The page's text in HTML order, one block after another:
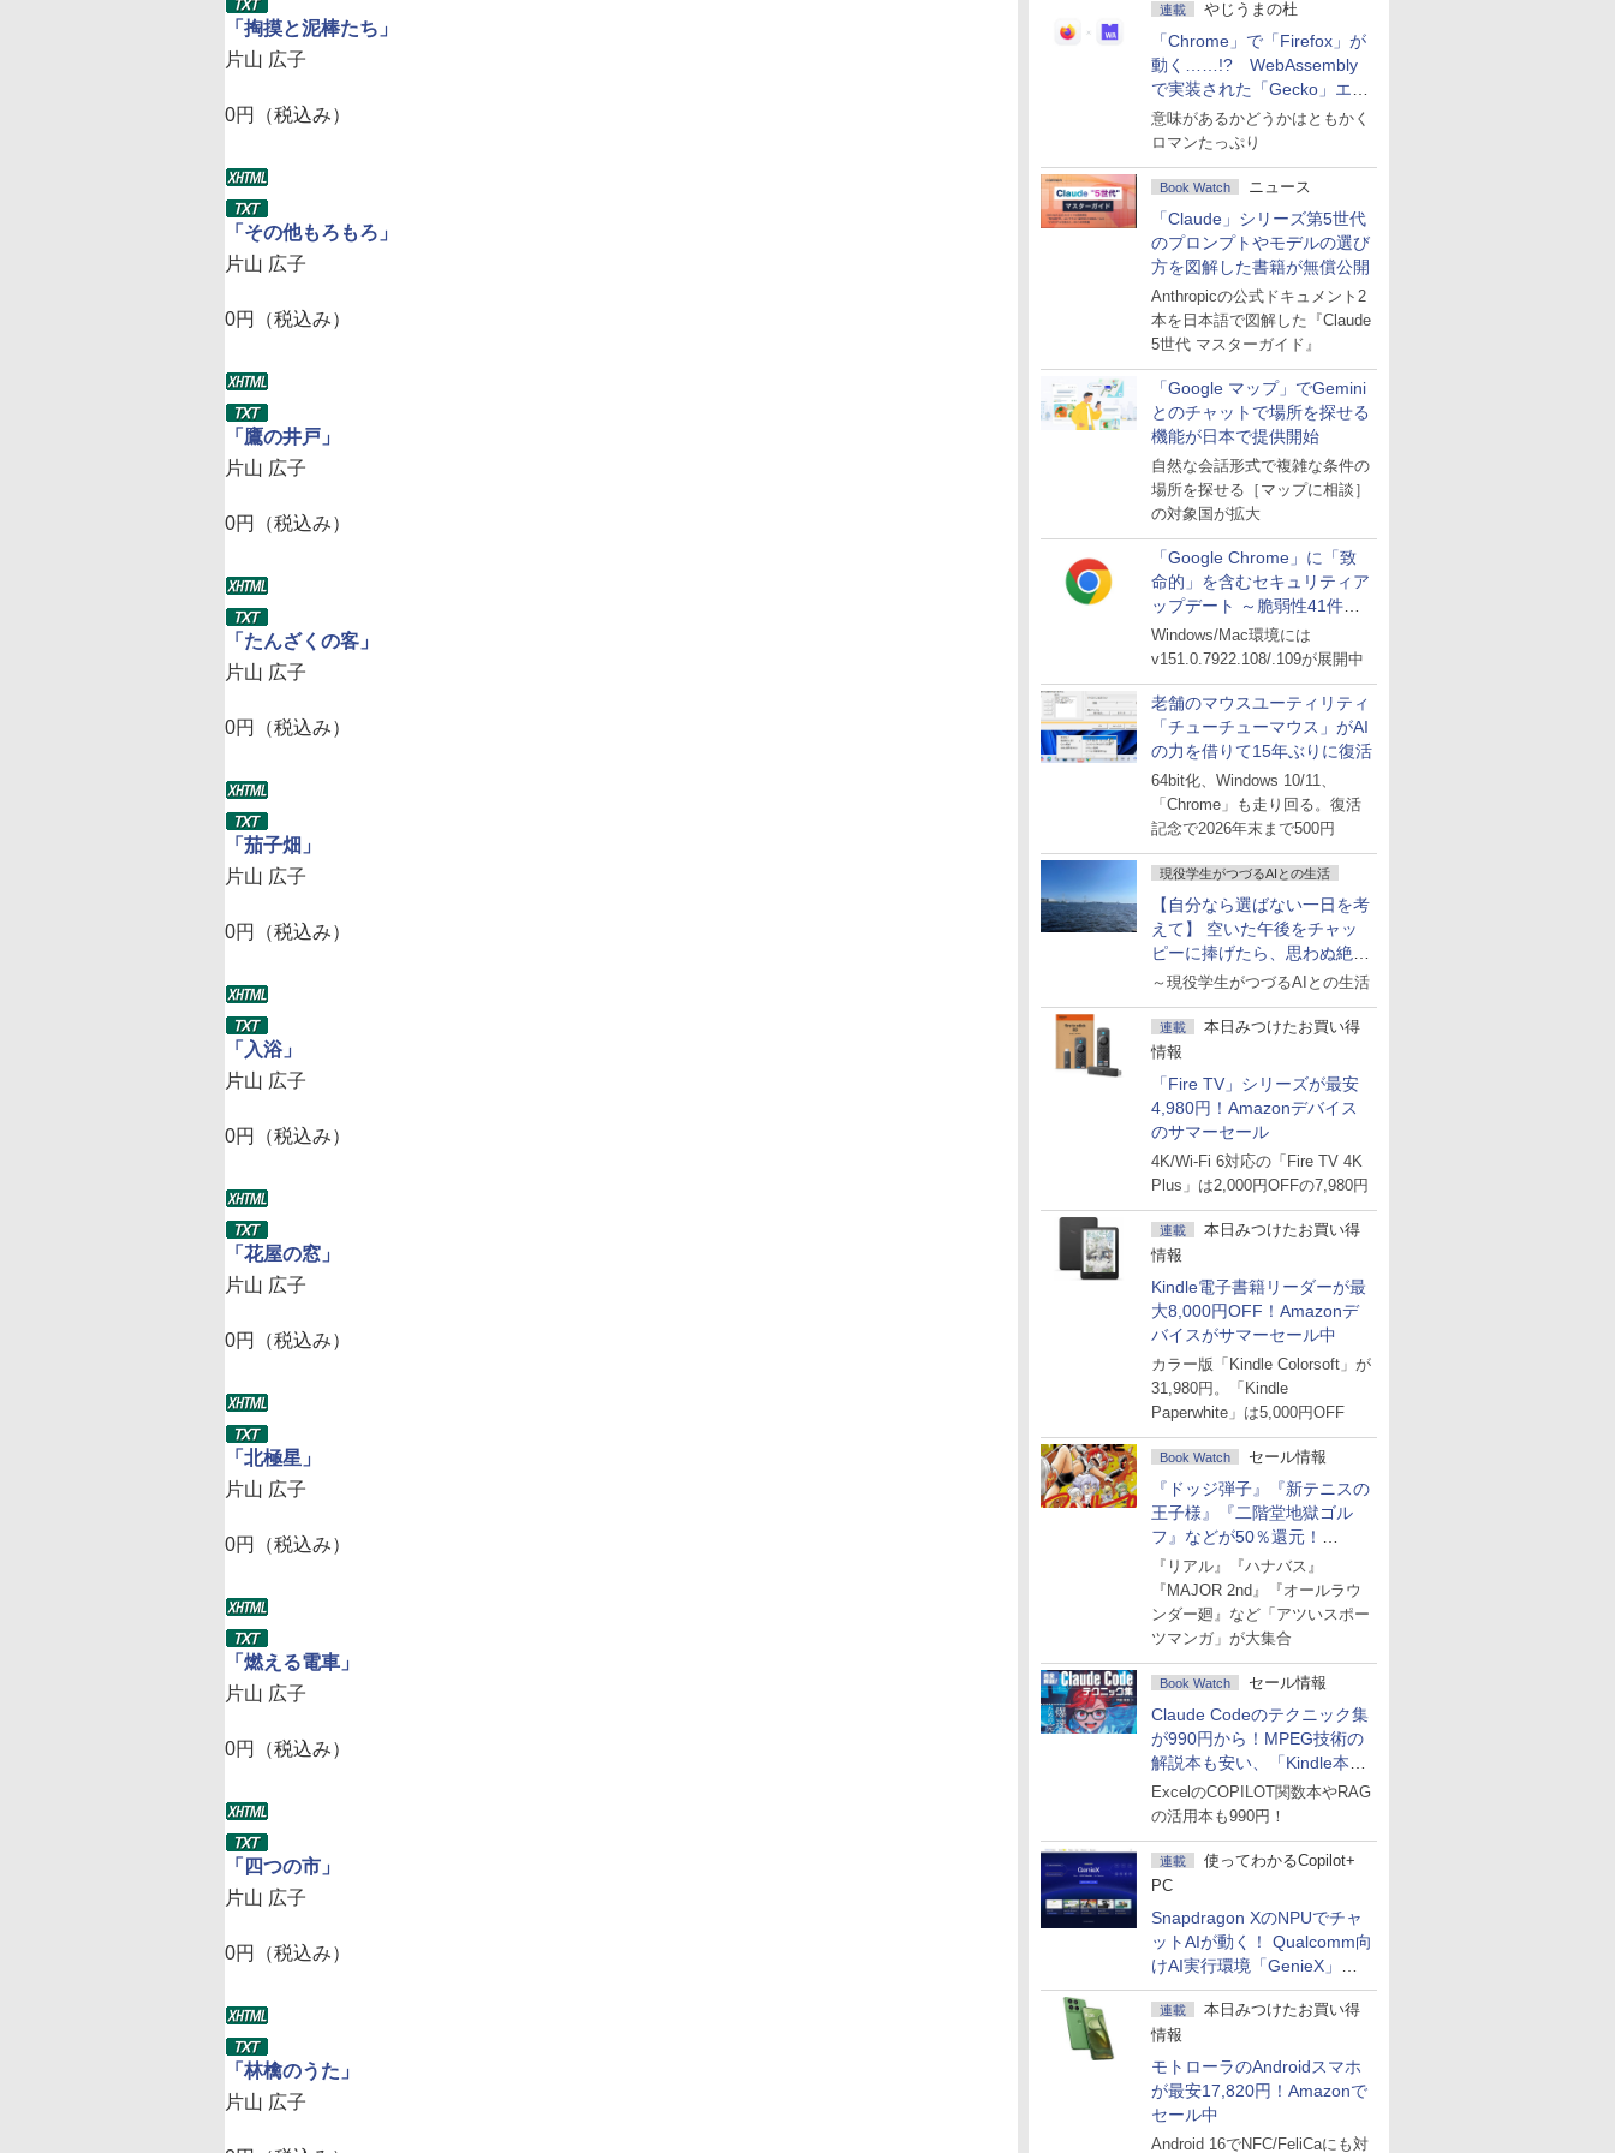
連載 やじうまの杜
「Chrome」で「Firefox」が
動く……!? WebAssembly
で実装された「Gecko」エン
ジン
意味があるかどうかはともかく
ロマンたっぷり
Book Watch ニュース
「Claude」シリーズ第5世代
のプロンプトやモデルの選び
方を図解した書籍が無償公開
Anthropicの公式ドキュメント2
本を日本語で図解した『Claude
5世代 マスターガイド』
「Google マップ」でGemini
とのチャットで場所を探せる
機能が日本で提供開始
自然な会話形式で複雑な条件の
場所を探せる［マップに相談］
の対象国が拡大
「Google Chrome」に「致
命的」を含むセキュリティア
ップデート ～脆弱性41件に
対処
Windows/Mac環境には
v151.0.7922.108/.109が展開中
老舗のマウスユーティリティ
「チューチューマウス」がAI
の力を借りて15年ぶりに復活
64bit化、Windows 10/11、
「Chrome」も走り回る。復活
記念で2026年末まで500円
現役学生がつづるAIとの生活
【自分なら選ばない一日を考
えて】 空いた午後をチャッ
ピーに捧げたら、思わぬ絶景
に出会った話
～現役学生がつづるAIとの生活
連載
本日みつけたお買い得
情報
「Fire TV」シリーズが最安
4,980円！Amazonデバイス
のサマーセール
4K/Wi-Fi 6対応の「Fire TV 4K
Plus」は2,000円OFFの7,980円
連載
本日みつけたお買い得
情報
Kindle電子書籍リーダーが最
大8,000円OFF！Amazonデ
バイスがサマーセール中
カラー版「Kindle Colorsoft」が
31,980円。「Kindle
Paperwhite」は5,000円OFF
Book Watch セール情報
『ドッジ弾子』『新テニスの
王子様』『二階堂地獄ゴル
フ』などが50％還元！
Amazonマンガ週末セール
『リアル』『ハナバス』
『MAJOR 2nd』『オールラウ
ンダー廻』など「アツいスポー
ツマンガ」が大集合
Book Watch セール情報
Claude Codeのテクニック集
が990円から！MPEG技術の
解説本も安い、「Kindle本サ
マーセール」第2弾開始！
ExcelのCOPILOT関数本やRAG
の活用本も990円！
連載
使ってわかるCopilot+
PC
Snapdragon XのNPUでチャ
ットAIが動く！ Qualcomm向
けAI実行環境「GenieX」を
試してみた
連載
本日みつけたお買い得
情報
モトローラのAndroidスマホ
が最安17,820円！Amazonで
セール中
Android 16でNFC/FeliCaにも対
「掏摸と泥棒たち」
片山 広子
0円（税込み）
「その他もろもろ」
片山 広子
0円（税込み）
「鷹の井戸」
片山 広子
0円（税込み）
「たんざくの客」
片山 広子
0円（税込み）
「茄子畑」
片山 広子
0円（税込み）
「入浴」
片山 広子
0円（税込み）
「花屋の窓」
片山 広子
0円（税込み）
「北極星」
片山 広子
0円（税込み）
「燃える電車」
片山 広子
0円（税込み）
「四つの市」
片山 広子
0円（税込み）
「林檎のうた」
片山 広子